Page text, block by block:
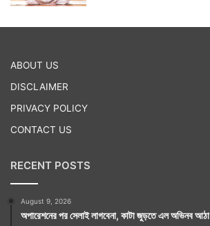
ABOUT US
DISCLAIMER
PRIVACY POLICY
CONTACT US
RECENT POSTS
August 9, 2026
অপারেশনের পর সেলাই লাগবেনা, কাটা জুড়তে এল অভিনব আঠা